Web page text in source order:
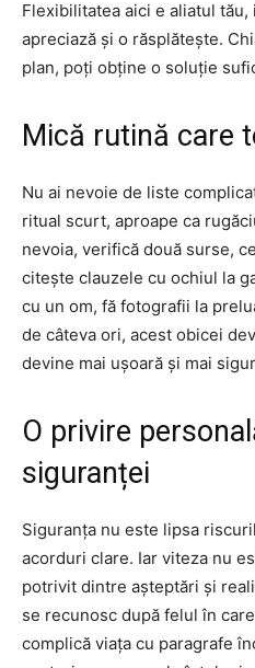
Flexibilitatea aici e aliatul
apreciază și o răsplătește.
plan, poți obține o soluție
Mică rutină care
Nu ai nevoie de liste
ritual scurt, aproape ca
nevoia, verifică două surse,
citește clauzele cu ochiul la
cu un om, fă fotografii la
de câteva ori, acest obicei
devine mai ușoară și mai
O privire
siguranței
Siguranța nu este lipsa
acorduri clare. Iar viteza nu
potrivit dintre așteptări și
se recunosc după felul în
complică viața cu paragrafe